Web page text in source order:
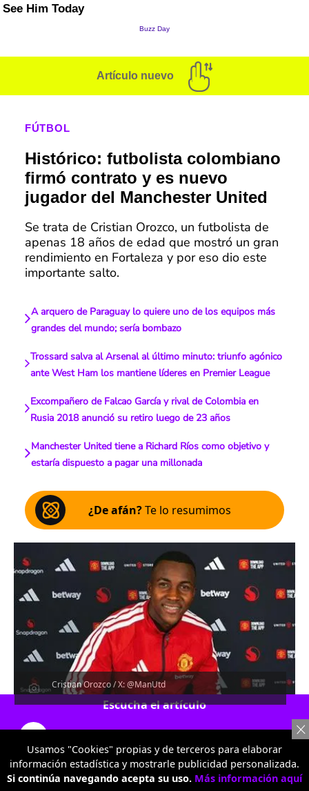
Artículo nuevo
FÚTBOL
Histórico: futbolista colombiano
firmó contrato y es nuevo
jugador del Manchester United
Se trata de Cristian Orozco, un futbolista de
apenas 18 años de edad que mostró un gran
rendimiento en Fortaleza y por eso dio este
importante salto.
A arquero de Paraguay lo quiere uno de los equipos más
grandes del mundo; sería bombazo
Trossard salva al Arsenal al último minuto: triunfo agónico
ante West Ham los mantiene líderes en Premier League
Excompañero de Falcao García y rival de Colombia en
Rusia 2018 anunció su retiro luego de 23 años
Manchester United tiene a Richard Ríos como objetivo y
estaría dispuesto a pagar una millonada
¿De afán?Te lo resumimos
Cristian Orozco / X: @ManUtd
Escucha el artículo
Usamos "Cookies" propias y de terceros para elaborar
información estadística y mostrarle publicidad personalizada.
Si continúa navegando acepta su uso. Más información aquí